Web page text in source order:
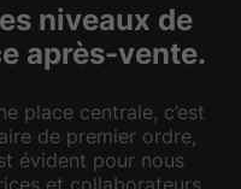
niveaux de
après-vente.
place centrale, c’est
de premier ordre,
évident pour nous
et collaborateurs